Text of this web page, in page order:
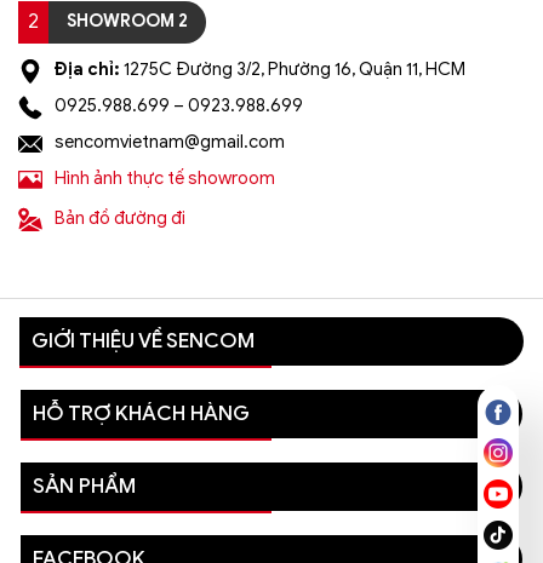
2 SHOWROOM 2
Địa chỉ: 1275C Đường 3/2, Phường 16, Quận 11, HCM
0925.988.699 – 0923.988.699
sencomvietnam@gmail.com
Hình ảnh thực tế showroom
Bản đồ đường đi
GIỚI THIỆU VỀ SENCOM
HỖ TRỢ KHÁCH HÀNG
SẢN PHẨM